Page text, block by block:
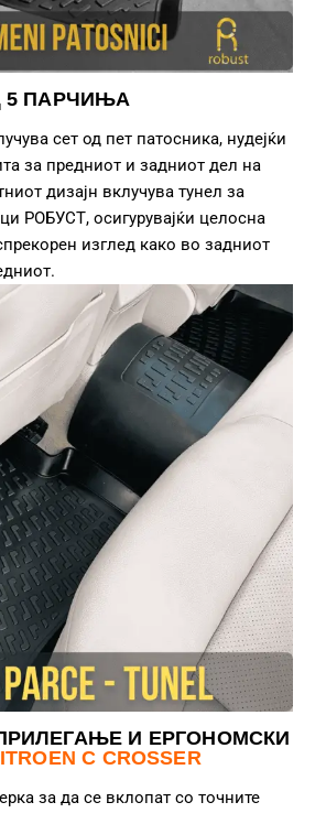
5 ПАРЧИЊА
сет од пет патосника, нудејќи
за предниот и задниот дел на
дизајн вклучува тунел за
РОБУСТ, осигурувајќи целосна
изглед како во задниот
И ЕРГОНОМСКИ
C CROSSER
за да се вклопат со точните